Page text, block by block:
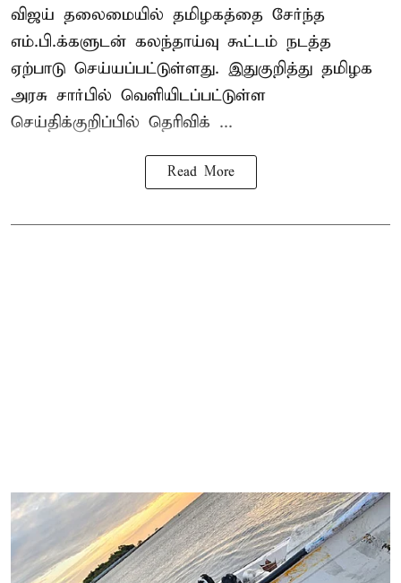
விஜய் தலைமையில் தமிழகத்தை சேர்ந்த
எம்.பி.க்களுடன் கலந்தாய்வு கூட்டம் நடத்த
ஏற்பாடு செய்யப்பட்டுள்ளது. இதுகுறித்து தமிழக
அரசு சார்பில் வெளியிடப்பட்டுள்ள
செய்திக்குறிப்பில் தெரிவிக் ...
Read More